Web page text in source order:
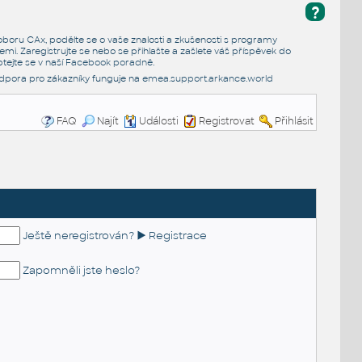
?
CAx, podělte se o vaše znalosti a zkušenosti s programy
Zaregistrujte se nebo se přihlašte a zašlete váš příspěvek do
se v naší Facebook poradně.
pro zákazníky funguje na emea.support.arkance.world
FAQ Najít Události Registrovat Přihlásit
Ještě neregistrován? ► Registrace
Zapomněli jste heslo?